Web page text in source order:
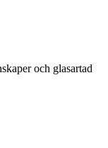
och glasartad